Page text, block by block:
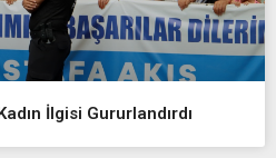
İlgisi Gururlandırdı